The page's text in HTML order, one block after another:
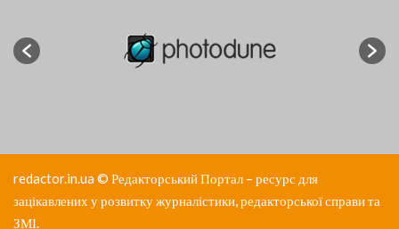
redactor.in.ua© Редакторський Портал – ресурс для
зацікавлених у розвитку журналістики, редакторської справи та
ЗМІ.